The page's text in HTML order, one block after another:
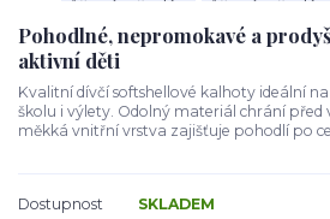
Pohodlné, nepromokavé a
aktivní děti
Kvalitní dívčí softshellové kalhoty ideální
školu i výlety. Odolný materiál chrání
měkká vnitřní vrstva zajišťuje pohodlí po
Dostupnost
SKLADEM